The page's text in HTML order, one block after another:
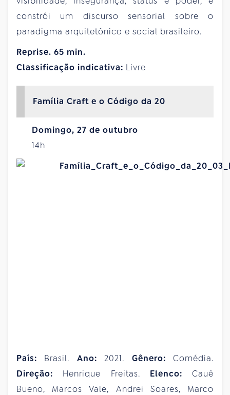
constrói um discurso sensorial sobre o
paradigma arquitetônico e social brasileiro.
Reprise. 65 min.
Classificação indicativa: Livre
Família Craft e o Código da 20
Domingo, 27 de outubro
14h
País: Brasil. Ano:2021. Gênero:Comédia.
Direção: Henrique Freitas. Elenco: Cauê
Bueno, Marcos Vale, Andrei Soares, Marco